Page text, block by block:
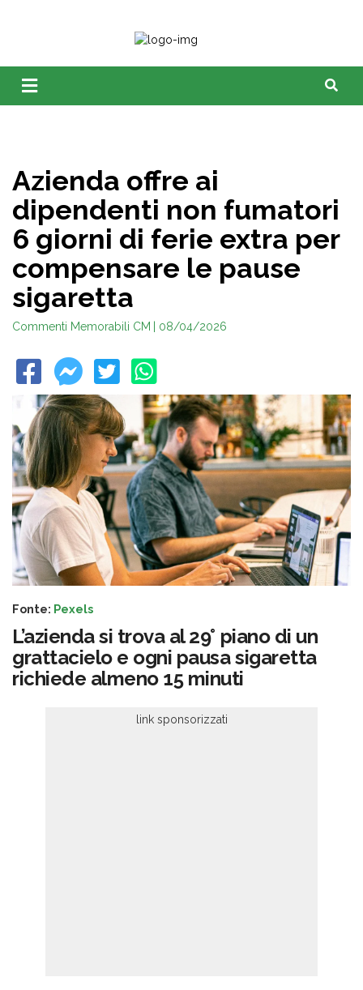
Azienda offre ai
dipendenti non fumatori
6 giorni di ferie extra per
compensare le pause
sigaretta
Commenti Memorabili CM | 08/04/2026
Fonte: Pexels
L’azienda si trova al 29° piano di un
grattacielo e ogni pausa sigaretta
richiede almeno 15 minuti